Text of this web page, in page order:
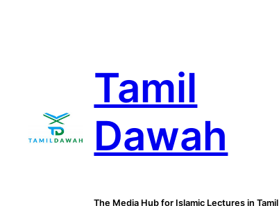
Tamil
Dawah
The Media Hub for Islamic Lectures in Tamil